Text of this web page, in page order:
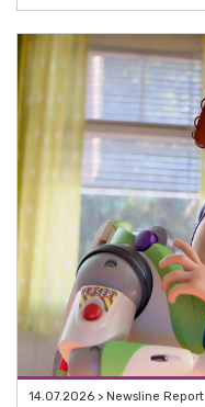
14.07.2026 > Newsline Report